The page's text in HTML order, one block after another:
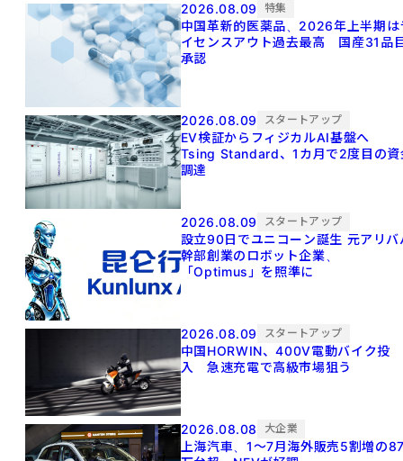
2026.08.09 特集
中国革新的医薬品、2026年上半期は
イセンスアウト過去最高 国産31品
承認
2026.08.09 スタートアップ
EV検証からフィジカルAI基盤へ
Tsing Standard、1カ月で2度目の資
調達
2026.08.09 スタートアップ
設立90日でユニコーン誕生 元アリババ
幹部創業のロボット企業、
「Optimus」を照準に
2026.08.09 スタートアップ
中国HORWIN、400V電動バイク投
入 急速充電で高級市場狙う
2026.08.08 大企業
上海汽車、1～7月海外販売5割増の